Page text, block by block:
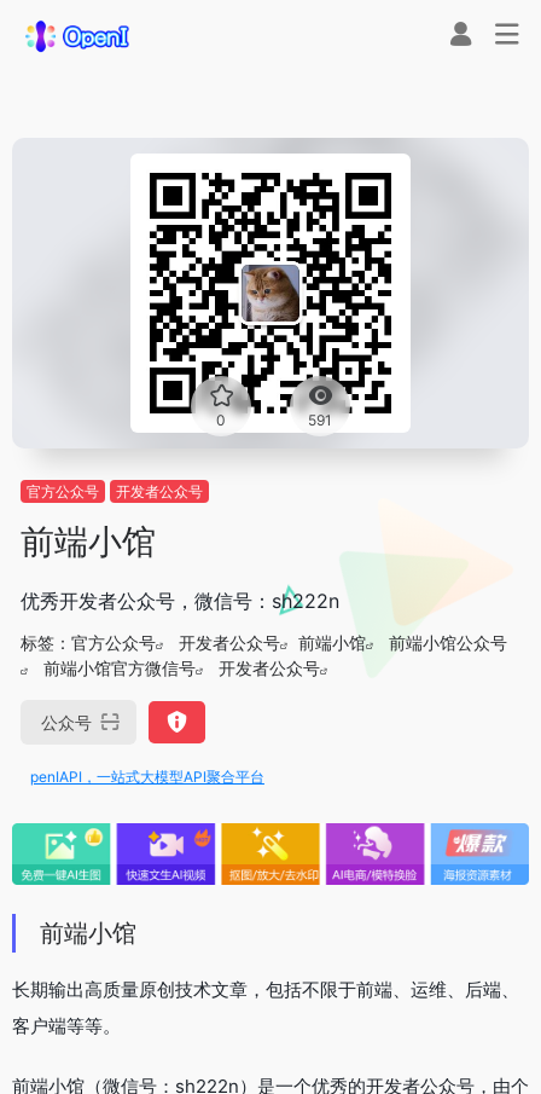
0 591
官方公众号 开发者公众号
前端小馆
优秀开发者公众号，微信号：sh222n
标签： 官方公众号 开发者公众号 前端小馆
前端小馆公众号
前端小馆官方微信号
开发者公众号
公众号
，一站式大模型API聚合平台
前端小馆
长期输出高质量原创技术文章，包括不限于前端、运维、后端、
客户端等等。
前端小馆（微信号：sh222n）是一个优秀的开发者公众号，由个